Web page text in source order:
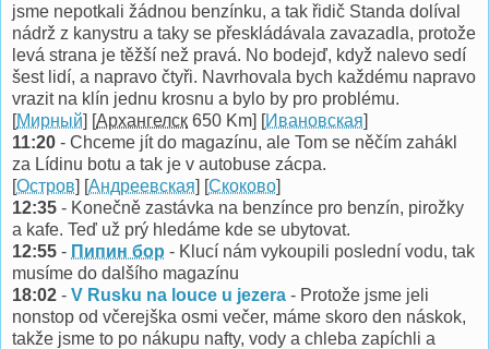
jsme nepotkali žádnou benzínku, a tak řidič Standa dolíval
nádrž z kanystru a taky se přeskládávala zavazadla, protože
levá strana je těžší než pravá. No bodejď, když nalevo sedí
šest lidí, a napravo čtyři. Navrhovala bych každému napravo
vrazit na klín jednu krosnu a bylo by pro problému.
[Мирный] [Архангелск 650 Km] [Ивaновская]
11:20 - Chceme jít do magazínu, ale Tom se něčím zahákl
za Lídinu botu a tak je v autobuse zácpa.
[Остров] [Андреевскaя] [Скоково]
12:35 - Konečně zastávka na benzínce pro benzín, pirožky
a kafe. Teď už prý hledáme kde se ubytovat.
12:55 - Пипин бор - Klucí nám vykoupili poslední vodu, tak
musíme do dalšího magazínu
18:02 - V Rusku na louce u jezera - Protože jsme jeli
nonstop od včerejška osmi večer, máme skoro den náskok,
takže jsme to po nákupu nafty, vody a chleba zapíchli a